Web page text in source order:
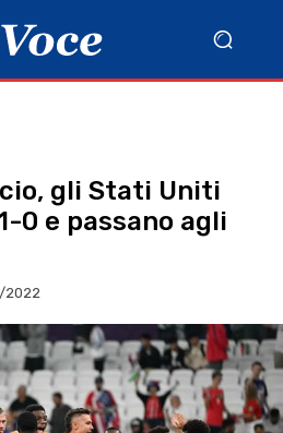
gli Stati Uniti
0 e passano agli
2022